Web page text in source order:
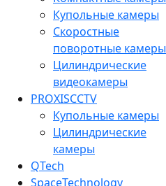
Купольные камеры
Скоростные
поворотные камеры
Цилиндрические
видеокамеры
PROXISCCTV
Купольные камеры
Цилиндрические
камеры
QTech
SpaceTechnology